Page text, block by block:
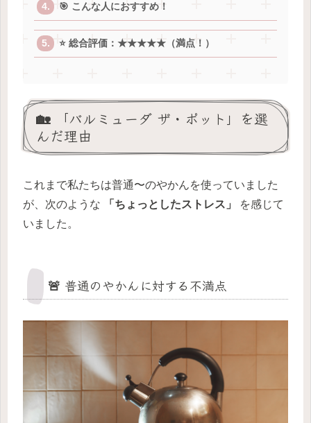
🎯 こんな人におすすめ！
⭐ 総合評価：★★★★★（満点！）
🏡 「バルミューダ ザ・ポット」を選
んだ理由
これまで私たちは普通〜のやかんを使っていました
が、次のような
「ちょっとしたストレス」
を感じて
いました。
🚨 普通のやかんに対する不満点